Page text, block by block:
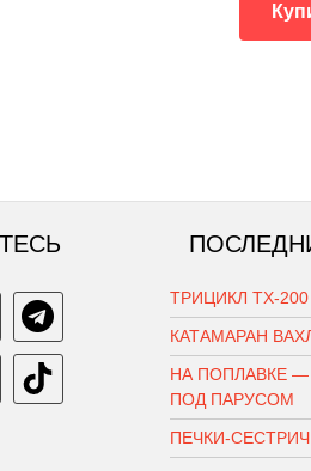
ТРИЦИКЛ ТХ-200
КАТАМАРАН
НА ПОПЛАВКЕ
ПОД ПАРУСОМ
ПЕЧКИ-